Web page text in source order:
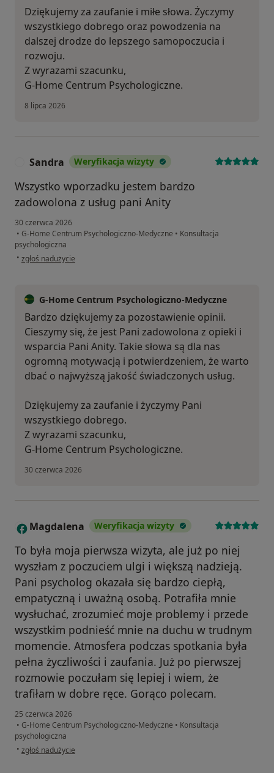
Dziękujemy za zaufanie i miłe słowa. Życzymy
wszystkiego dobrego oraz powodzenia na
dalszej drodze do lepszego samopoczucia i
rozwoju.
Z wyrazami szacunku,
G-Home Centrum Psychologiczne.
8 lipca 2026
Sandra Weryfikacja wizyty
Wszystko wporzadku jestem bardzo
zadowolona z usług pani Anity
30 czerwca 2026
• G-Home Centrum Psychologiczno-Medyczne • Konsultacja
psychologiczna
• w opinii użytkownika Sandra
zgłoś nadużycie
G-Home Centrum Psychologiczno-Medyczne
Bardzo dziękujemy za pozostawienie opinii.
Cieszymy się, że jest Pani zadowolona z opieki i
wsparcia Pani Anity. Takie słowa są dla nas
ogromną motywacją i potwierdzeniem, że warto
dbać o najwyższą jakość świadczonych usług.
Dziękujemy za zaufanie i życzymy Pani
wszystkiego dobrego.
Z wyrazami szacunku,
G-Home Centrum Psychologiczne.
30 czerwca 2026
M Magdalena Weryfikacja wizyty
To była moja pierwsza wizyta, ale już po niej
wyszłam z poczuciem ulgi i większą nadzieją.
Pani psycholog okazała się bardzo ciepłą,
empatyczną i uważną osobą. Potrafiła mnie
wysłuchać, zrozumieć moje problemy i przede
wszystkim podnieść mnie na duchu w trudnym
momencie. Atmosfera podczas spotkania była
pełna życzliwości i zaufania. Już po pierwszej
rozmowie poczułam się lepiej i wiem, że
trafiłam w dobre ręce. Gorąco polecam.
25 czerwca 2026
• G-Home Centrum Psychologiczno-Medyczne • Konsultacja
psychologiczna
• w opinii użytkownika Magdalena
zgłoś nadużycie